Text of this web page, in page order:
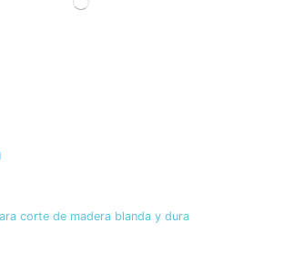
corte de madera blanda y dura